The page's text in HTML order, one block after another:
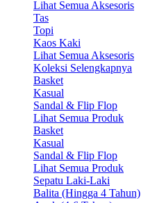
Lihat Semua Aksesoris
Tas
Topi
Kaos Kaki
Lihat Semua Aksesoris
Koleksi Selengkapnya
Basket
Kasual
Sandal & Flip Flop
Lihat Semua Produk
Basket
Kasual
Sandal & Flip Flop
Lihat Semua Produk
Sepatu Laki-Laki
Balita (Hingga 4 Tahun)